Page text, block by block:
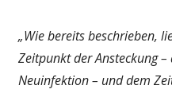
„Wie bereits beschrieben,
Zeitpunkt der Ansteckung
Neuinfektion – und dem